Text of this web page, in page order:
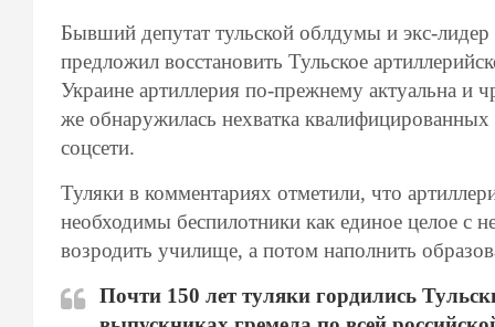
Бывший депутат тульской облдумы и экс-
предложил восстановить Тульское
Украине артиллерия по-прежнему актуальна и
же обнаружилась нехватка
соцсети.
Туляки в комментариях отметили, что
необходимы беспилотники как единое целое с
возродить училище, а потом наполнить
Почти 150 лет туляки гордились